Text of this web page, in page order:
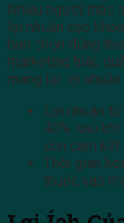
Nhiều người thắc
lợi nhuận cao
bạn chọn đúng
marketing hiệu
mang lại lợi
Lợi nhuận
40% sau
còn cam kết
Thời gian
thuộc vào